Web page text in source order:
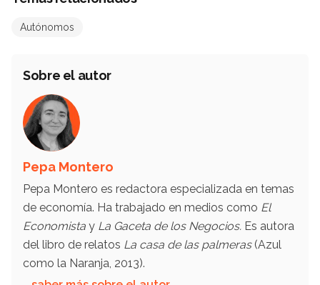
Autónomos
Sobre el autor
Pepa Montero
Pepa Montero es redactora especializada en temas
de economía. Ha trabajado en medios como El
Economista y La Gaceta de los Negocios. Es autora
del libro de relatos La casa de las palmeras(Azul
como la Naranja, 2013).